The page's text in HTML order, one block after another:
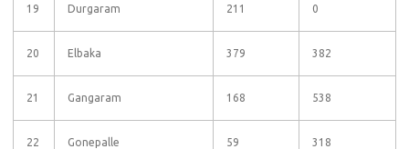
19 Durgaram 211 0
20 Elbaka 379 382
21 Gangaram 168 538
22 Gonepalle 59 318